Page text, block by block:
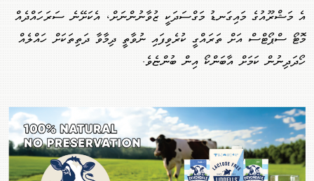
އެ މަޝްރޫއުގެ މައިގަނޑު މަގްސަދަކީ ޒުވާނުންނަށް، އެކަށޭނެ ސަރަހައްދެއް
މޮޓޯ ސްޕޯޓްސް އަށް ތަރައްގީ ކުރެވިފައި ނުވާތީ ދިމާވާ ދަތިތަކަށް ހައްލެއް
ހޯދަދިނުން ކަމަށް އާބަންކޯ އިން ބުންޏެވެ.